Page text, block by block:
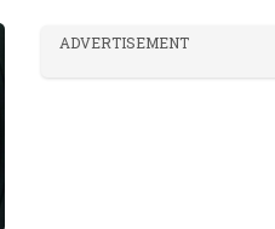
ADVERTISEMENT